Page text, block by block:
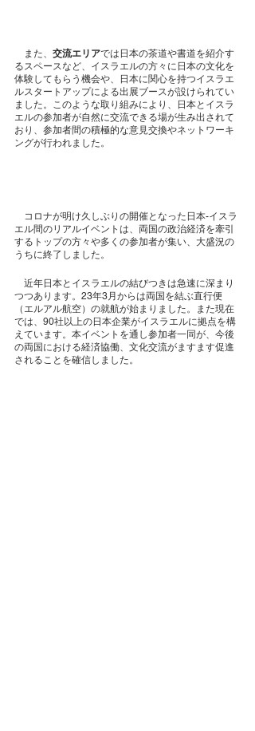
また、 交流エリアでは日本の茶道や書道を紹介す
るスペースなど、イスラエルの方々に日本の文化を
体験してもらう機会や、日本に関心を持つイスラエ
ルスタートアップによる出展ブースが設けられてい
ました。このような取り組みにより、日本とイスラ
エルの参加者が自然に交流できる場が生み出されて
おり、参加者間の積極的な意見交換やネットワーキ
ングが行われました。
コロナが明け久しぶりの開催となった日本-イスラ
エル間のリアルイベントは、両国の政治経済を牽引
するトップの方々や多くの参加者が集い、大盛況の
うちに終了しました。
近年日本とイスラエルの結びつきは急速に深まり
つつあります。23年3月からは両国を結ぶ直行便
（エルアル航空）の就航が始まりました。また現在
では、90社以上の日本企業がイスラエルに拠点を構
えています。本イベントを通し参加者一同が、今後
の両国における経済協働、文化交流がますます促進
されることを確信しました。